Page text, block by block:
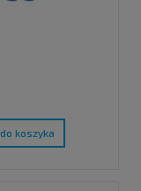
do koszyka